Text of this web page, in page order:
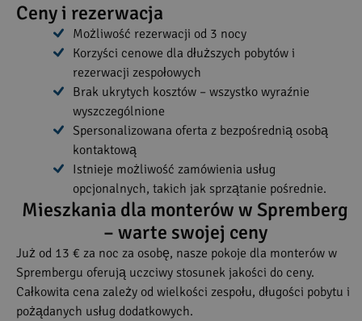
Ceny i rezerwacja
Możliwość rezerwacji od 3 nocy
Korzyści cenowe dla dłuższych pobytów i
rezerwacji zespołowych
Brak ukrytych kosztów – wszystko wyraźnie
wyszczególnione
Spersonalizowana oferta z bezpośrednią osobą
kontaktową
Istnieje możliwość zamówienia usług
opcjonalnych, takich jak sprzątanie pośrednie.
Mieszkania dla monterów w Spremberg
– warte swojej ceny
Już od 13 € za noc za osobę, nasze pokoje dla monterów w
Sprembergu oferują uczciwy stosunek jakości do ceny.
Całkowita cena zależy od wielkości zespołu, długości pobytu i
pożądanych usług dodatkowych.